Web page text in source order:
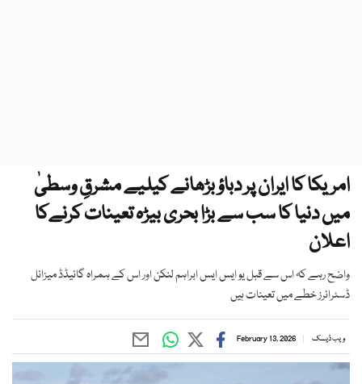
امریکا کا ایران پر دباؤ بڑھانے کیلیے مشرقِ وسطیٰ
میں دنیا کا سب سے بڑا بحری بیڑہ تعینات کرنےکا
اعلان
واضح رہے کہ اس سے قبل یو ایس ایس ابراہم لنکن اور اس کے ہمراہ گائیڈڈ میزائل
ڈسٹرائرز خطے میں تعینات ہیں
ویب ڈیسک February 13, 2026